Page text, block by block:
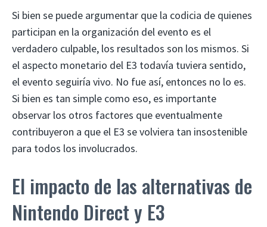
Si bien se puede argumentar que la codicia de quienes
participan en la organización del evento es el
verdadero culpable, los resultados son los mismos. Si
el aspecto monetario del E3 todavía tuviera sentido,
el evento seguiría vivo. No fue así, entonces no lo es.
Si bien es tan simple como eso, es importante
observar los otros factores que eventualmente
contribuyeron a que el E3 se volviera tan insostenible
para todos los involucrados.
El impacto de las alternativas de
Nintendo Direct y E3